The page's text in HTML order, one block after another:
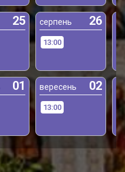
25 серпень 26
13:00
01 вересень 02
13:00